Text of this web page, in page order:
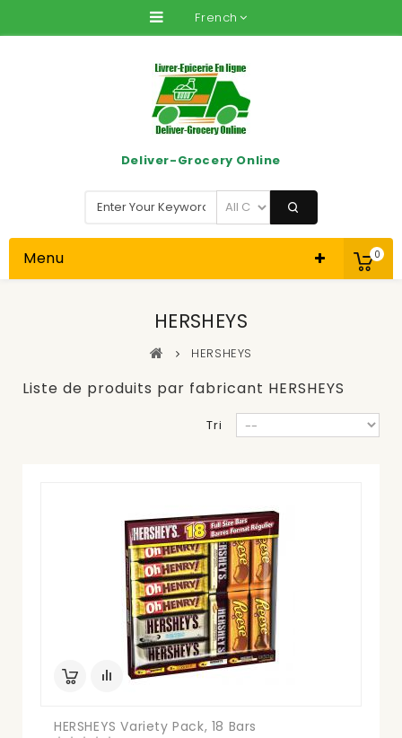
French
0
Deliver-Grocery Online
Menu
HERSHEYS
HERSHEYS
Liste de produits par fabricant HERSHEYS
Tri
HERSHEYS Variety Pack, 18 Bars